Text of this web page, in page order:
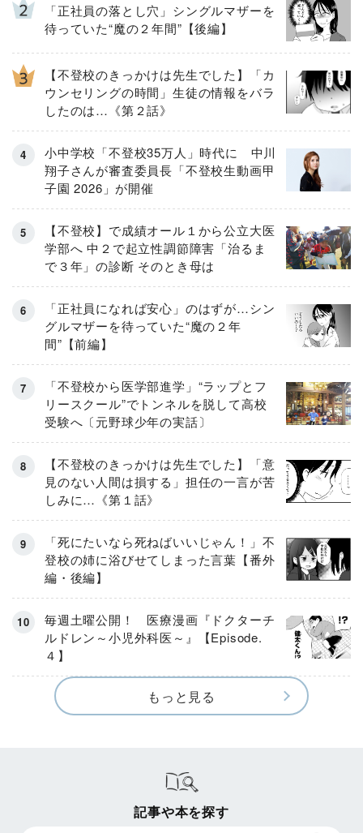
「正社員の落とし穴」シングルマザーを
待っていた“魔の２年間”【後編】
【不登校のきっかけは先生でした】「カ
ウンセリングの時間」生徒の情報をバラ
したのは…《第２話》
小中学校「不登校35万人」時代に 中川
翔子さんが審査委員長「不登校生動画甲
子園 2026」が開催
【不登校】で成績オール１から公立大医
学部へ 中２で起立性調節障害「治るま
で３年」の診断 そのとき母は
「正社員になれば安心」のはずが…シン
グルマザーを待っていた“魔の２年
間”【前編】
「不登校から医学部進学」“ラップとフ
リースクール”でトンネルを脱して高校
受験へ〔元野球少年の実話〕
【不登校のきっかけは先生でした】「意
見のない人間は損する」担任の一言が苦
しみに…《第１話》
「死にたいなら死ねばいいじゃん！」不
登校の姉に浴びせてしまった言葉【番外
編・後編】
毎週土曜公開！ 医療漫画『ドクターチ
ルドレン～小児外科医～』【Episode.
４】
もっと見る
記事や本を探す